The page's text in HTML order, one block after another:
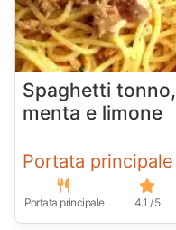
Spaghetti tonno,
menta e limone
Portata principale
Portata principale 4.1 / 5